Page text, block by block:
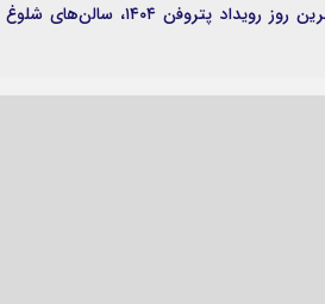
پتروفن شد که حل آن‌ها برای استمرار تولید و افزایش بهره‌وری حیاتی است. در آخرین روز رویداد پتروفن ۱۴۰۴،